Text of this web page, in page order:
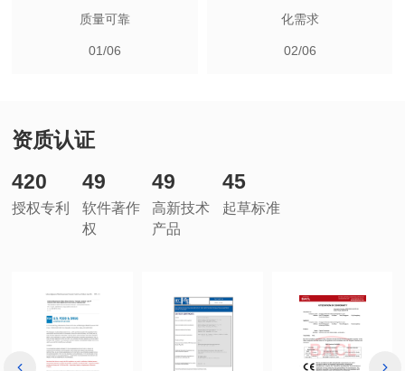
质量可靠
01/06
化需求
02/06
资质认证
420
授权专利
49
权
49
产品
45
起草标准